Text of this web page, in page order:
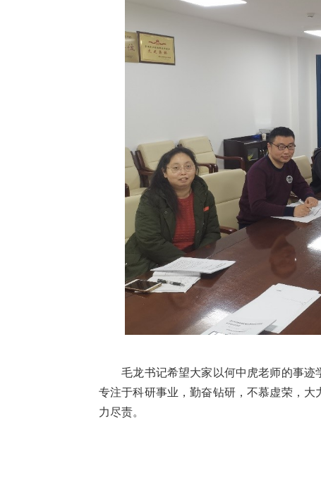
毛龙书记希望大家以何中虎老师的事迹
专注于科研事业，勤奋钻研，不慕虚荣，
力尽责。